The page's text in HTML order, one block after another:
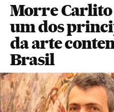
Morre Carlito
um dos
da arte
Brasil